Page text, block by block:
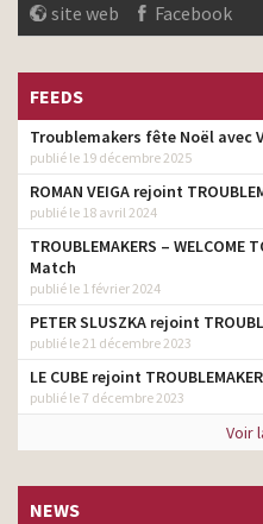
site web Facebook
FEEDS
Troublemakers fête Noël avec
publié le 19 décembre 2025
ROMAN VEIGA rejoint
publié le 18 avril 2024
TROUBLEMAKERS –
Match
publié le 1 février 2024
PETER SLUSZKA rejoint
publié le 21 décembre 2023
LE CUBE rejoint
publié le 7 décembre 2023
Voir
NEWS